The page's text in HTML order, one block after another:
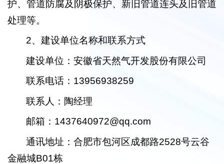
护、管道防腐及阴极保护、新旧管道连头及旧管道
处理等。
2、建设单位名称和联系方式
建设单位：安徽省天然气开发股份有限公司
联系电话：13956938259
联系人：陶经理
邮箱：1437640972@qq.com
通讯地址：合肥市包河区成都路2528号云谷
金融城B01栋